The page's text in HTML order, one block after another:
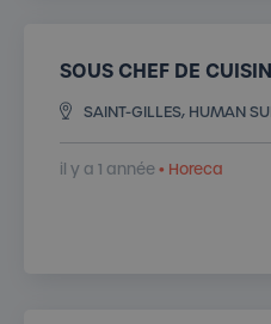
SOUS CHEF DE
SAINT-GILLES, HUMAN
il y a 1 année• Horeca